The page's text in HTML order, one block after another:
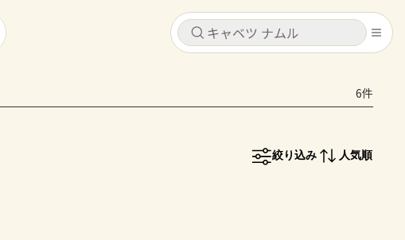
キャンセル
ログインするとレシピを保存できます
キャンセル
レシピ コンテンツ
6件
絞り込み 人気順